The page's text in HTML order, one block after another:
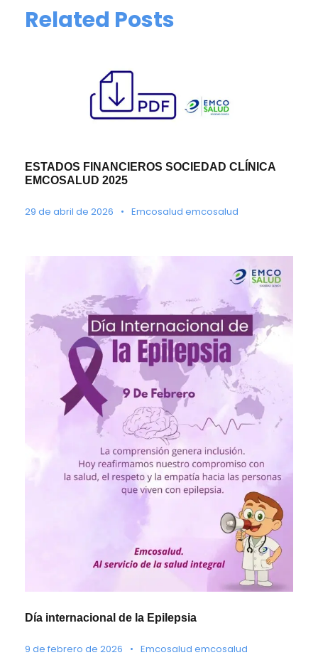
Related Posts
ESTADOS FINANCIEROS SOCIEDAD CLÍNICA
EMCOSALUD 2025
29 de abril de 2026 • Emcosalud emcosalud
Día internacional de la Epilepsia
9 de febrero de 2026 • Emcosalud emcosalud